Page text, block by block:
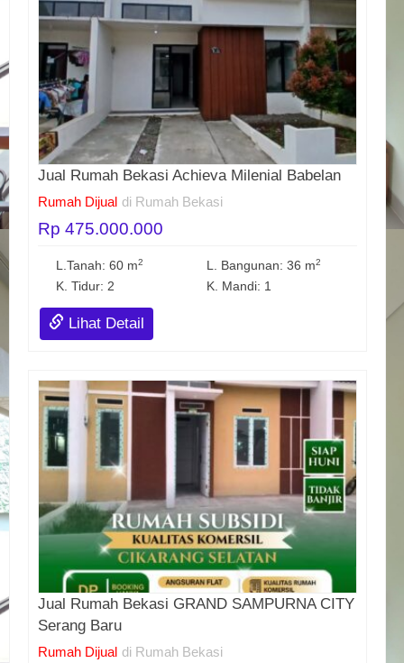
Jual Rumah Bekasi Achieva Milenial Babelan
Rumah Dijual di Rumah Bekasi
Rp 475.000.000
L.Tanah: 60 m2 L. Bangunan: 36 m2
K. Tidur: 2 K. Mandi: 1
Lihat Detail
Jual Rumah Bekasi GRAND SAMPURNA CITY
Serang Baru
Rumah Dijual di Rumah Bekasi